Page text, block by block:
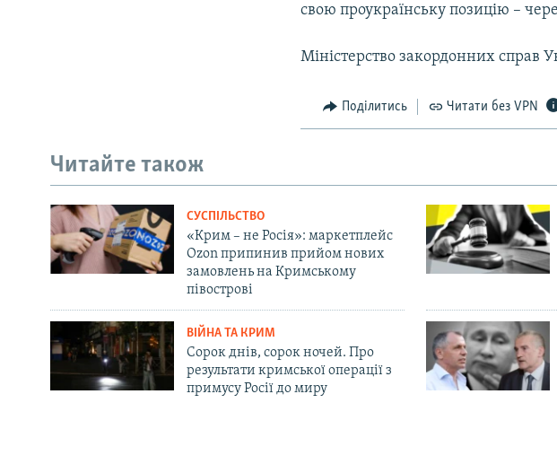
свою проукраїнську позицію –
Міністерство закордонних справ
Поділитись Читати без VPN
Читайте також
СУСПІЛЬСТВО
«Крим – не Росія»: маркетплейс
Ozon припинив прийом нових
замовлень на Кримському
півострові
ВІЙНА ТА КРИМ
Сорок днів, сорок ночей. Про
результати кримської операції з
примусу Росії до миру